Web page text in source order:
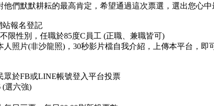
們默默耕耘的最高肯定，希望通過這次票選，選出您心中
站報名登記
限性別，任職於85度C員工 (正職、兼職皆可)
人照片(非沙龍照)，30秒影片檔自我介紹，上傳本平台，
眾於FB或LINE帳號登入平台投票
(選六強)